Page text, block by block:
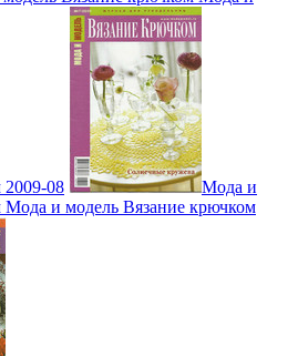
2009-08
Мода и
Мода и модель Вязание крючком